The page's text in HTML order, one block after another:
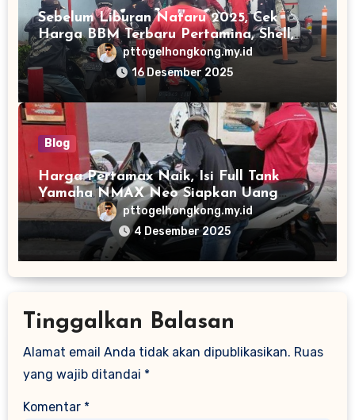
Sebelum Liburan Nataru 2025, Cek
Harga BBM Terbaru Pertamina, Shell,
Vivo dan BP-AKRpttogelhongkong.my.id
16 Desember 2025
Blog
Harga Pertamax Naik, Isi Full Tank
Yamaha NMAX Neo Siapkan Uang
Segini
pttogelhongkong.my.id
4 Desember 2025
Tinggalkan Balasan
Alamat email Anda tidak akan dipublikasikan. Ruas
yang wajib ditandai *
Komentar *